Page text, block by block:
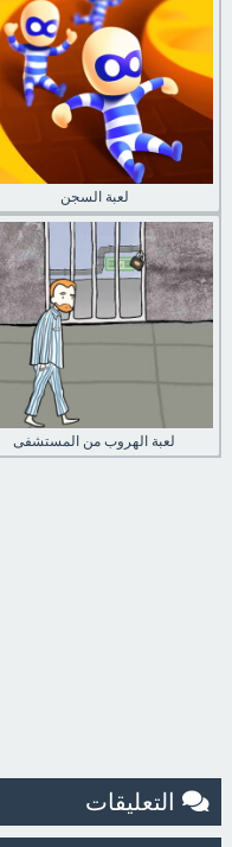
لعبة السجن
لعبة الهروب من المستشفى
التعليقات